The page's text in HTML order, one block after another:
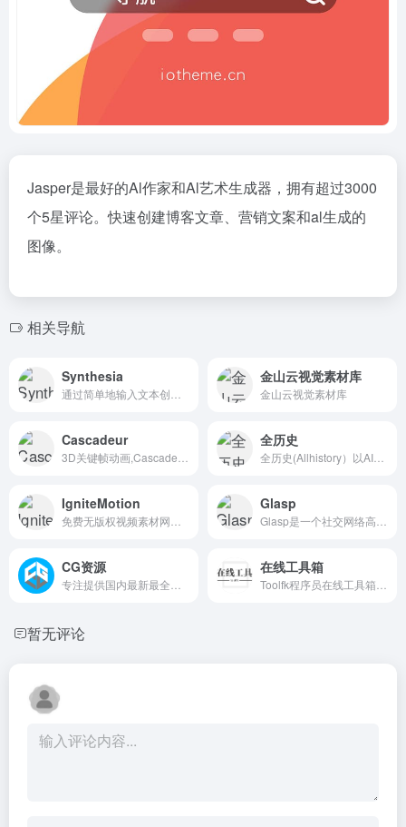
Jasper是最好的Al作家和Al艺术生成器，拥有超过3000
个5星评论。快速创建博客文章、营销文案和al生成的
图像。
相关导航
Synthesia 金山云视觉素材库
金山云视觉素材库
Cascadeur 全历史
IgniteMotion Glasp
CG资源 在线工具箱
暂无评论